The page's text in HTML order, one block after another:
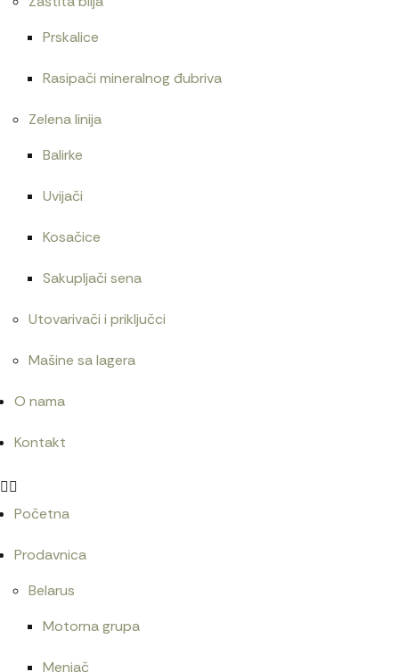
Prskalice
Rasipači mineralnog đubriva
Zelena linija
Balirke
Uvijači
Kosačice
Sakupljači sena
Utovarivači i priključci
Mašine sa lagera
O nama
Kontakt
Početna
Prodavnica
Belarus
Motorna grupa
Menjač